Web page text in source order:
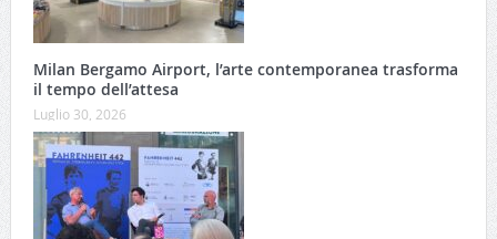
Milan Bergamo Airport, l’arte contemporanea trasforma
il tempo dell’attesa
Luglio 30, 2026